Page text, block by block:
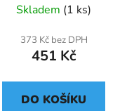
Skladem (1 ks)
373 Kč bez DPH
451 Kč
DO KOŠÍKU